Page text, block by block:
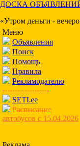
ДОСКА
«Утром деньги -
Меню
Объявления
Поиск
Помощь
Правила
Рекламодателю
-------------------
SETI.ee
Расписание
автобусов с 15.04.2026